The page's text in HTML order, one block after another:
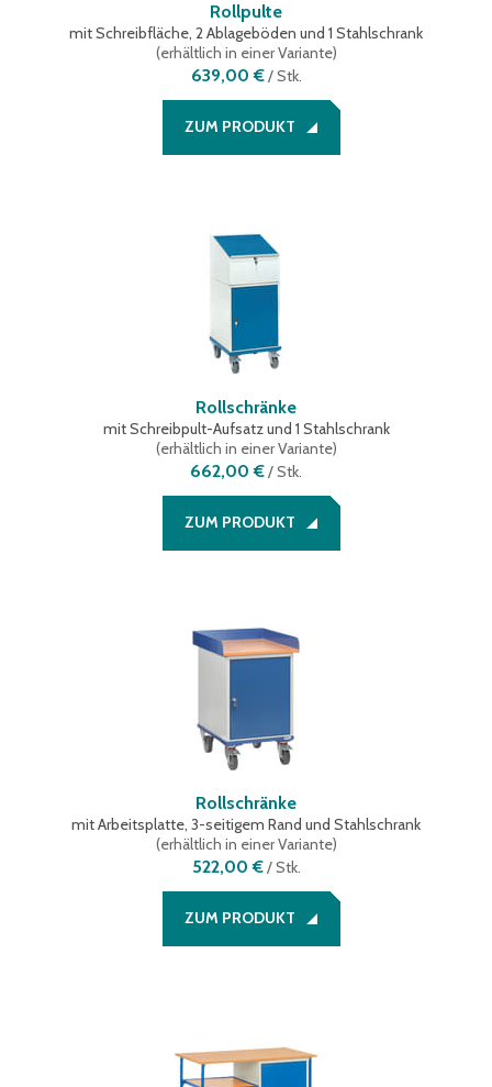
Rollpulte
mit Schreibfläche, 2 Ablageböden und 1 Stahlschrank
(erhältlich in einer Variante)
639,00 €/Stk.
ZUM PRODUKT
Rollschränke
mit Schreibpult-Aufsatz und 1 Stahlschrank
(erhältlich in einer Variante)
662,00 €/Stk.
ZUM PRODUKT
Rollschränke
mit Arbeitsplatte, 3-seitigem Rand und Stahlschrank
(erhältlich in einer Variante)
522,00 €/Stk.
ZUM PRODUKT